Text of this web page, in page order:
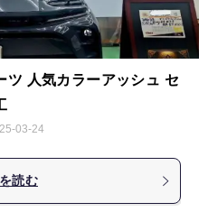
ツ 人気カラーアッシュ セ
03-24
読む